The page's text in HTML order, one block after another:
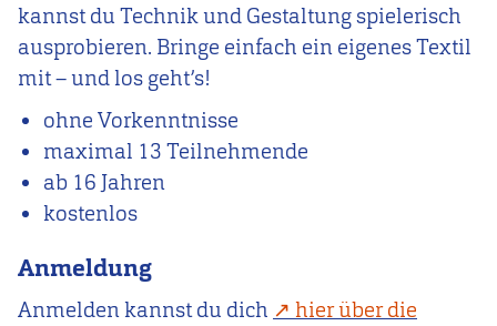
kannst du Technik und Gestaltung spielerisch
ausprobieren. Bringe einfach ein eigenes Textil
mit – und los geht’s!
ohne Vorkenntnisse
maximal 13 Teilnehmende
ab 16 Jahren
kostenlos
Anmeldung
Anmelden kannst du dich
hier über die